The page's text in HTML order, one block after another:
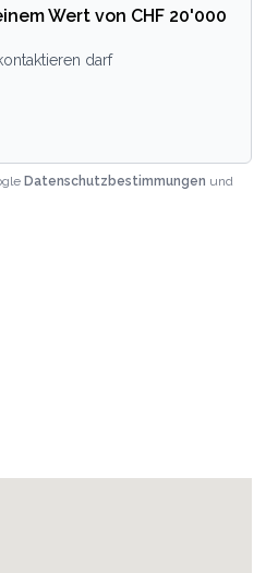
Wert von CHF 20'000
darf
Datenschutzbestimmungen und